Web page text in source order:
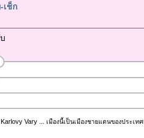
เช็ก
Vary ... เมืองนี้เป็นเมืองชายแดนของประเท